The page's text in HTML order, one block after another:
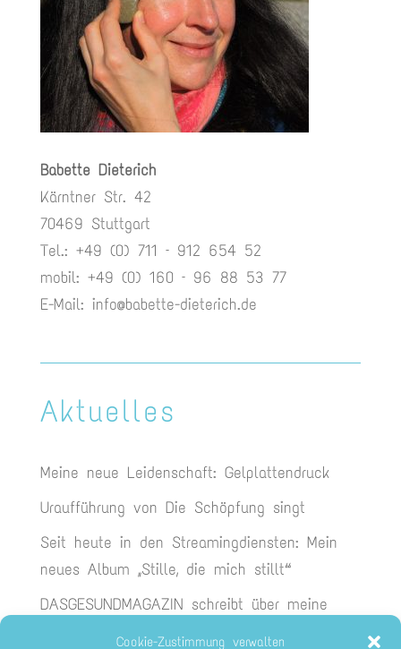
Cookie-Zustimmung verwalten
Babette Dieterich
Kärntner Str. 42
70469 Stuttgart
Tel.: +49 (0) 711 – 912 654 52
mobil: +49 (0) 160 – 96 88 53 77
E-Mail: info@babette-dieterich.de
Aktuelles
Meine neue Leidenschaft: Gelplattendruck
Uraufführung von Die Schöpfung singt
Seit heute in den Streamingdiensten: Mein
neues Album „Stille, die mich stillt“
DASGESUNDMAGAZIN schreibt über meine